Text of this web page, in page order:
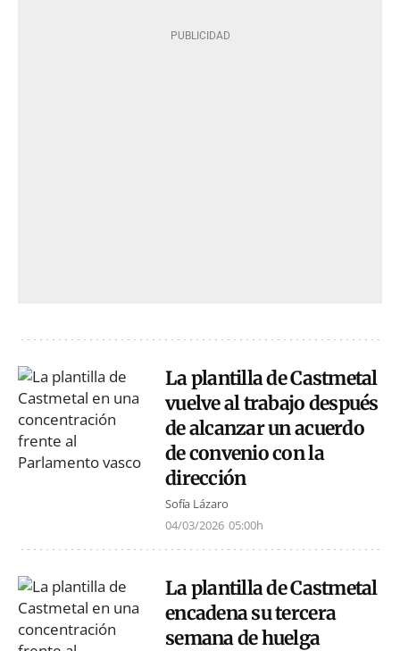
La plantilla de Castmetal
vuelve al trabajo después
de alcanzar un acuerdo
de convenio con la
dirección
Sofía Lázaro
04/03/2026 05:00h
La plantilla de Castmetal
encadena su tercera
semana de huelga